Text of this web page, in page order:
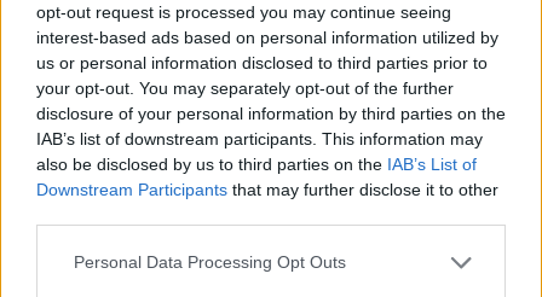
opt-out request is processed you may continue seeing
interest-based ads based on personal information utilized by
us or personal information disclosed to third parties prior to
your opt-out. You may separately opt-out of the further
disclosure of your personal information by third parties on the
IAB’s list of downstream participants. This information may
also be disclosed by us to third parties on the IAB’s List of
Downstream Participants that may further disclose it to other
Personal Data Processing Opt Outs
Nie. Dla mnie osobiście w tej metodzie ważne jest,
że nie stawia się jej w miejsce Boga. Liczy się z
ograniczeniami. Życie człowieka nie jest tu
wypadkową działań ludzkich. Dla mnie jako
chrześcijanki i siostry zakonnej to podejście jest
bardzo istotne. W Warszawie, Białymstoku i Lublinie
działają prężne ośrodki naprotechnologii. We
Wrocławiu takiego gabinetu nie ma. Nie ma go na